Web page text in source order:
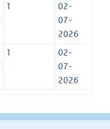
1
02-
07-
2026
1
02-
07-
2026